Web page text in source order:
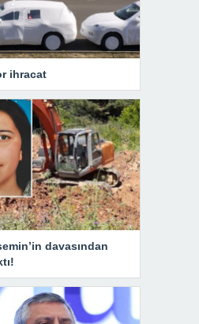
ihracat
davasından